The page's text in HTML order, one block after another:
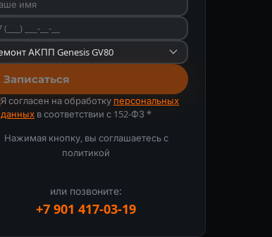
Записаться
Я согласен на обработку персональных
данных в соответствии с 152-ФЗ *
Нажимая кнопку, вы соглашаетесь с
политикой
или позвоните:
+7 901 417-03-19